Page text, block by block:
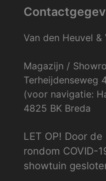
Van den Heuvel &
Magazijn /
Terheijdenseweg
(voor navigatie:
4825 BK Breda
LET OP! Door
rondom COVID-
showtuin